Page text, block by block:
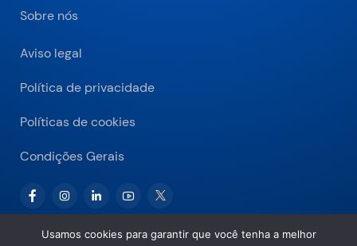
Sobre nós
Aviso legal
Política de privacidade
Políticas de cookies
Condições Gerais
Usamos cookies para garantir que você tenha a melhor